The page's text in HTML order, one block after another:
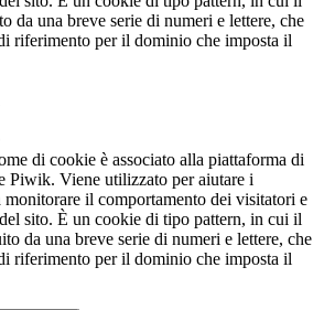
da una breve serie di numeri e lettere, che
riferimento per il dominio che imposta il
di cookie è associato alla piattaforma di
Piwik. Viene utilizzato per aiutare i
il comportamento dei visitatori e
sito. È un cookie di tipo pattern, in cui il
da una breve serie di numeri e lettere, che
riferimento per il dominio che imposta il